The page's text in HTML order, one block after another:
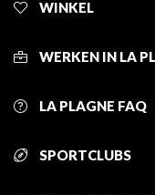
WINKEL
WERKEN IN LA
LA PLAGNE FAQ
SPORTCLUBS